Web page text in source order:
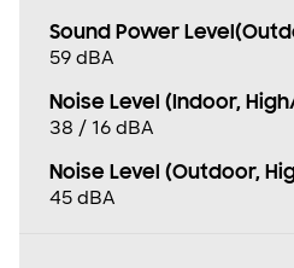
Sound Power
59 dBA
Noise Level (Indoor,
38 / 16 dBA
Noise Level (Outdoor,
45 dBA